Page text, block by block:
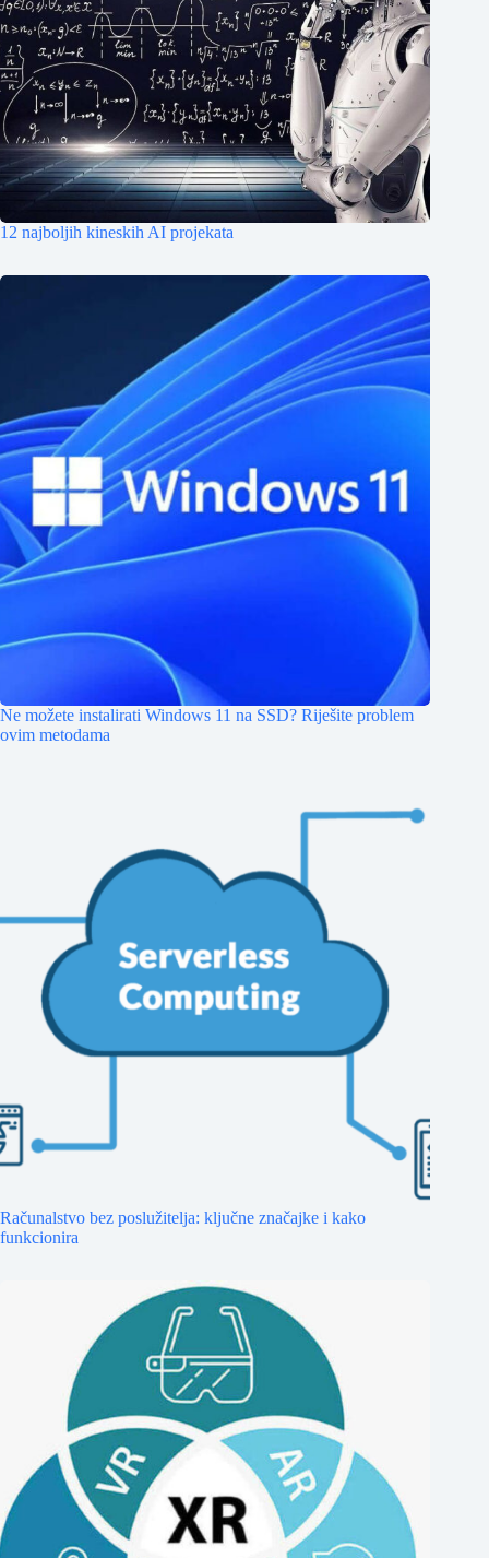
12 najboljih kineskih AI projekata
Ne možete instalirati Windows 11 na SSD? Riješite problem
ovim metodama
Računalstvo bez poslužitelja: ključne značajke i kako
funkcionira